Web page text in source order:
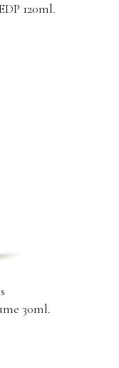
120ml.
30ml.